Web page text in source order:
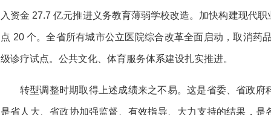
入资金 27.7 亿元推进义务教育薄弱学校改造。加快构建现代
点 20 个。全省所有城市公立医院综合改革全面启动，取消药
级诊疗试点。公共文化、体育服务体系建设扎实推进。
转型调整时期取得上述成绩来之不易。这是省委、省政
是省人大、省政协加强监督、有效指导、大力支持的结果，